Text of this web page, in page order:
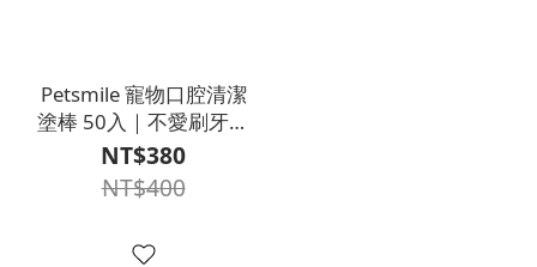
Petsmile 寵物口腔清潔
塗棒 50入｜不愛刷牙適
用 狗狗貓咪牙齒清潔
NT$380
NT$400